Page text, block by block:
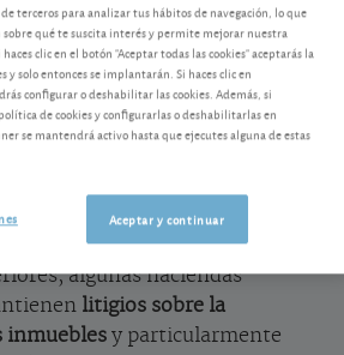
podemos consultar y que tiene
propio para su impugnación.
el valor de referencia de mi
impugnar el valor de referencia
algunas haciendas
litigios sobre la
inmuebles y particularmente
terceros para analizar tus hábitos de navegación, lo que
qué te suscita interés y permite mejorar nuestra
clic en el botón "Aceptar todas las cookies" aceptarás la
y solo entonces se implantarán. Si haces clic en
configurar o deshabilitar las cookies. Además, si
de cookies y configurarlas o deshabilitarlas en
se mantendrá activo hasta que ejecutes alguna de estas
Aceptar y continuar